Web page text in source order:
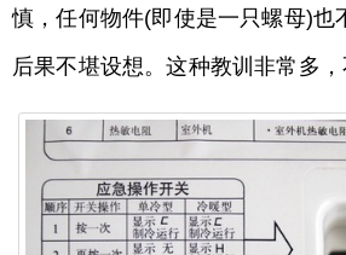
慎，任何物件(即使是一只螺母)也
后果不堪设想。这种教训非常多，